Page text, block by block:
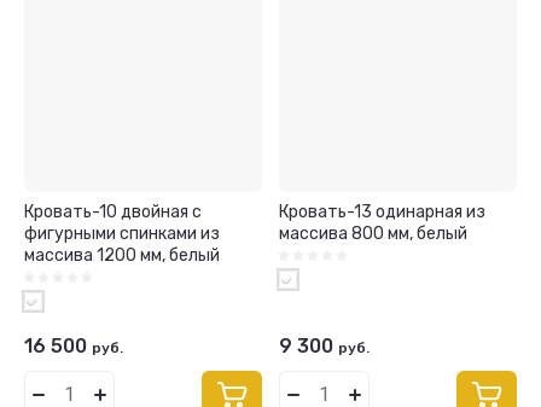
Кровать-10 двойная с
фигурными спинками из
массива 1200 мм, белый
16 500 руб.
Кровать-13 одинарная из
массива 800 мм, белый
9 300 руб.